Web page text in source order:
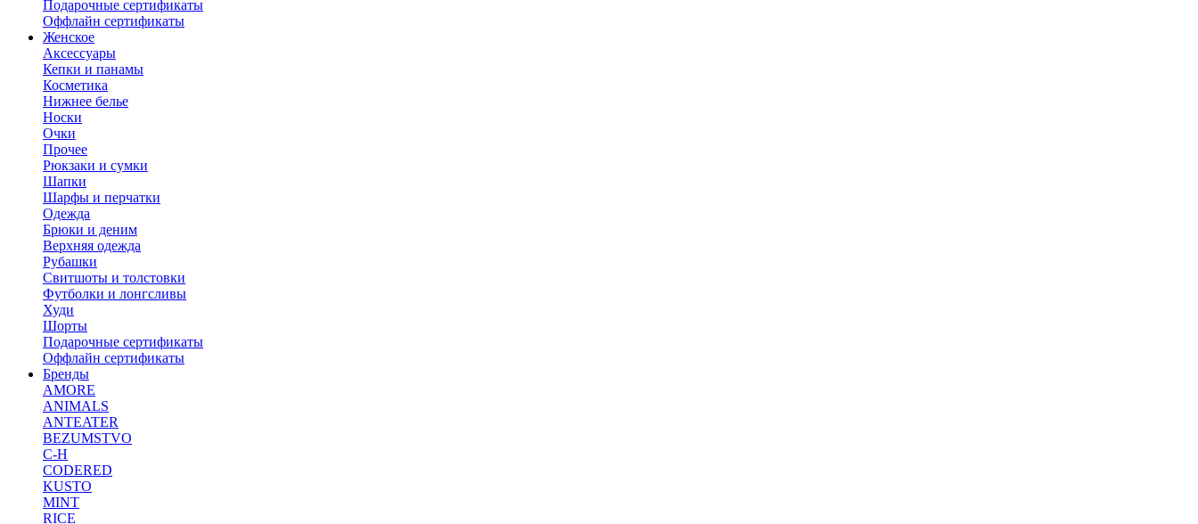
Подарочные сертификаты
Оффлайн сертификаты
Женское
Аксессуары
Кепки и панамы
Косметика
Нижнее белье
Носки
Очки
Прочее
Рюкзаки и сумки
Шапки
Шарфы и перчатки
Одежда
Брюки и деним
Верхняя одежда
Рубашки
Свитшоты и толстовки
Футболки и лонгсливы
Худи
Шорты
Подарочные сертификаты
Оффлайн сертификаты
Бренды
AMORE
ANIMALS
ANTEATER
BEZUMSTVO
C-H
CODERED
KUSTO
MINT
RICE